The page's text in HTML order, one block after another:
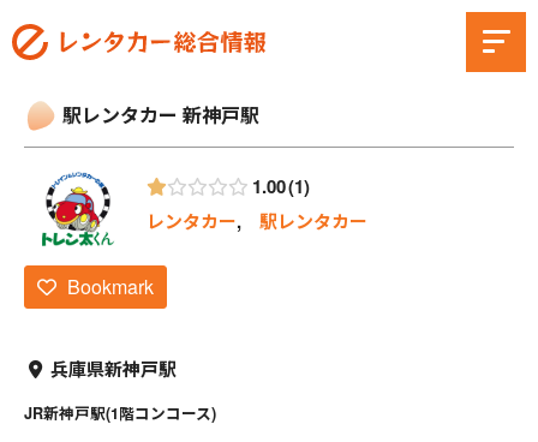
駅レンタカー 新神戸駅
1.00 1
レンタカー, 駅レンタカー
Bookmark
兵庫県新神戸駅
JR新神戸駅(1階コンコース)